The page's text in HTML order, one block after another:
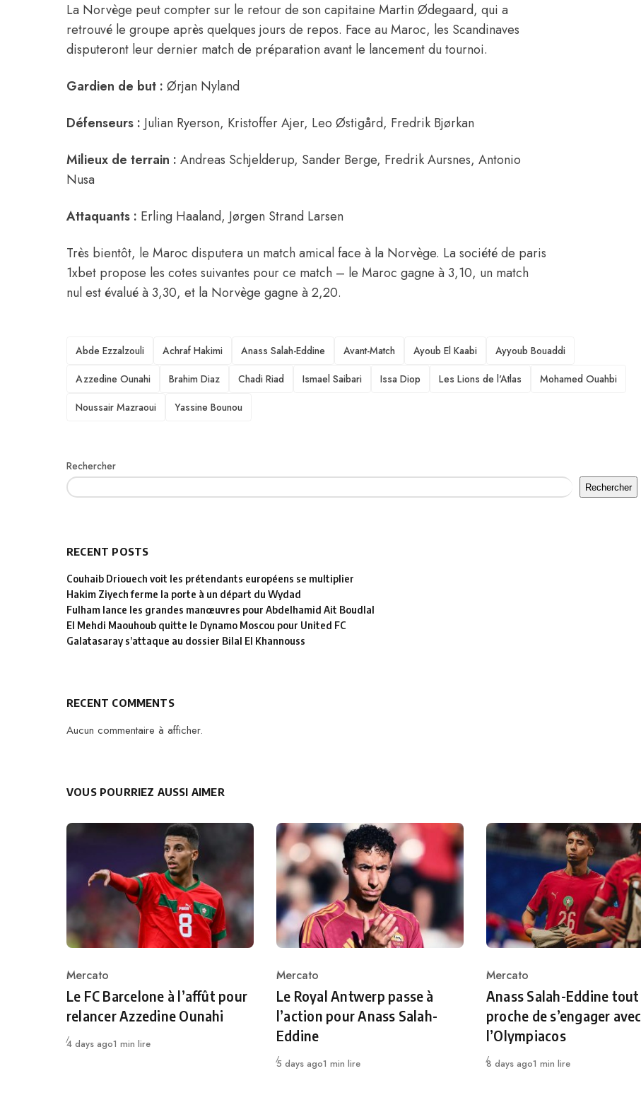
La Norvège peut compter sur le retour de son capitaine Martin Ødegaard, qui a
retrouvé le groupe après quelques jours de repos. Face au Maroc, les Scandinaves
disputeront leur dernier match de préparation avant le lancement du tournoi.
Gardien de but : Ørjan Nyland
Défenseurs : Julian Ryerson, Kristoffer Ajer, Leo Østigård, Fredrik Bjørkan
Milieux de terrain : Andreas Schjelderup, Sander Berge, Fredrik Aursnes, Antonio
Nusa
Attaquants : Erling Haaland, Jørgen Strand Larsen
Très bientôt, le Maroc disputera un match amical face à la Norvège. La société de paris
1xbet propose les cotes suivantes pour ce match – le Maroc gagne à 3,10, un match
nul est évalué à 3,30, et la Norvège gagne à 2,20.
TAGS
Abde Ezzalzouli Achraf Hakimi Anass Salah-Eddine Avant-Match Ayoub El Kaabi
Ayyoub Bouaddi
Azzedine Ounahi
Brahim Diaz Chadi Riad Ismael Saibari Issa Diop Les Lions de l'Atlas
Mohamed Ouahbi
Noussair Mazraoui
Yassine Bounou
Rechercher
Rechercher
RECENT POSTS
Couhaib Driouech voit les prétendants européens se multiplier
Hakim Ziyech ferme la porte à un départ du Wydad
Fulham lance les grandes manœuvres pour Abdelhamid Ait Boudlal
El Mehdi Maouhoub quitte le Dynamo Moscou pour United FC
Galatasaray s’attaque au dossier Bilal El Khannouss
RECENT COMMENTS
Aucun commentaire à afficher.
VOUS POURRIEZ AUSSI AIMER
Category
Mercato
Le FC Barcelone à l’affût pour
relancer Azzedine Ounahi
Publié
4 days ago1 min lire
Category
Mercato
Le Royal Antwerp passe à
l’action pour Anass Salah-
Eddine
Publié
5 days ago1 min lire
Category
Mercato
Anass Salah-Eddine tout
proche de s’engager avec
l’Olympiacos
Publié
8 days ago1 min lire